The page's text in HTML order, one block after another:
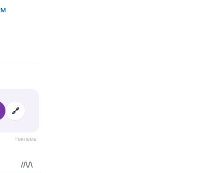
🔗